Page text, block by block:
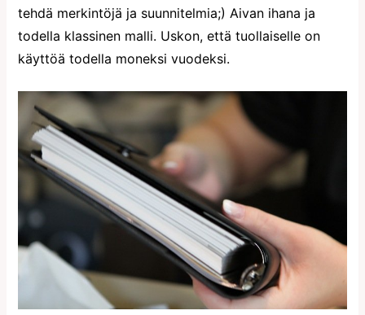
tehdä merkintöjä ja suunnitelmia;) Aivan ihana ja
todella klassinen malli. Uskon, että tuollaiselle on
käyttöä todella moneksi vuodeksi.